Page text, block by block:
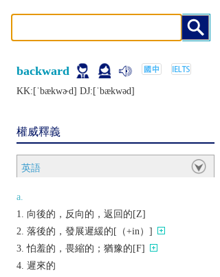
backward
KK:[ˈbækwɚd] DJ:[ˈbækwǝd]
權威釋義
英語
a.
向後的，反向的，返回的[Z]
落後的，發展遲緩的[（+in）]
怕羞的，畏縮的；猶豫的[F]
遲來的